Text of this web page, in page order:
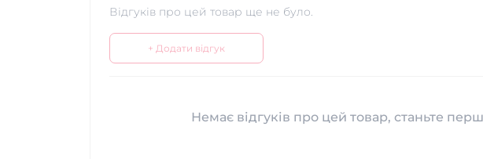
Відгуків про цей товар ще не було.
+ Додати відгук
Немає відгуків про цей товар, станьте